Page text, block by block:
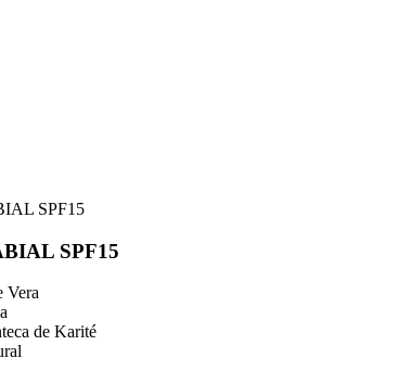
SPF15
SPF15